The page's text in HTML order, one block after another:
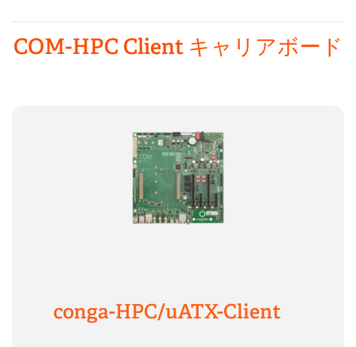
COM-HPC Client キャリアボード
conga-HPC/uATX-Client